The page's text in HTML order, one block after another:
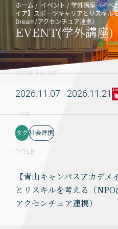
ホーム イベント 学外講座（イベ
イア】スポーツキャリアとリスキル
Dream/アクセンチュア連携）
EVENT(学外講座)
SCHEDULED
2026.11.07 - 2026.11.21
TAG
タグ社会連携
TITLE
【青山キャンパスアカデ
とリスキルを考える（
アクセンチュア連携）